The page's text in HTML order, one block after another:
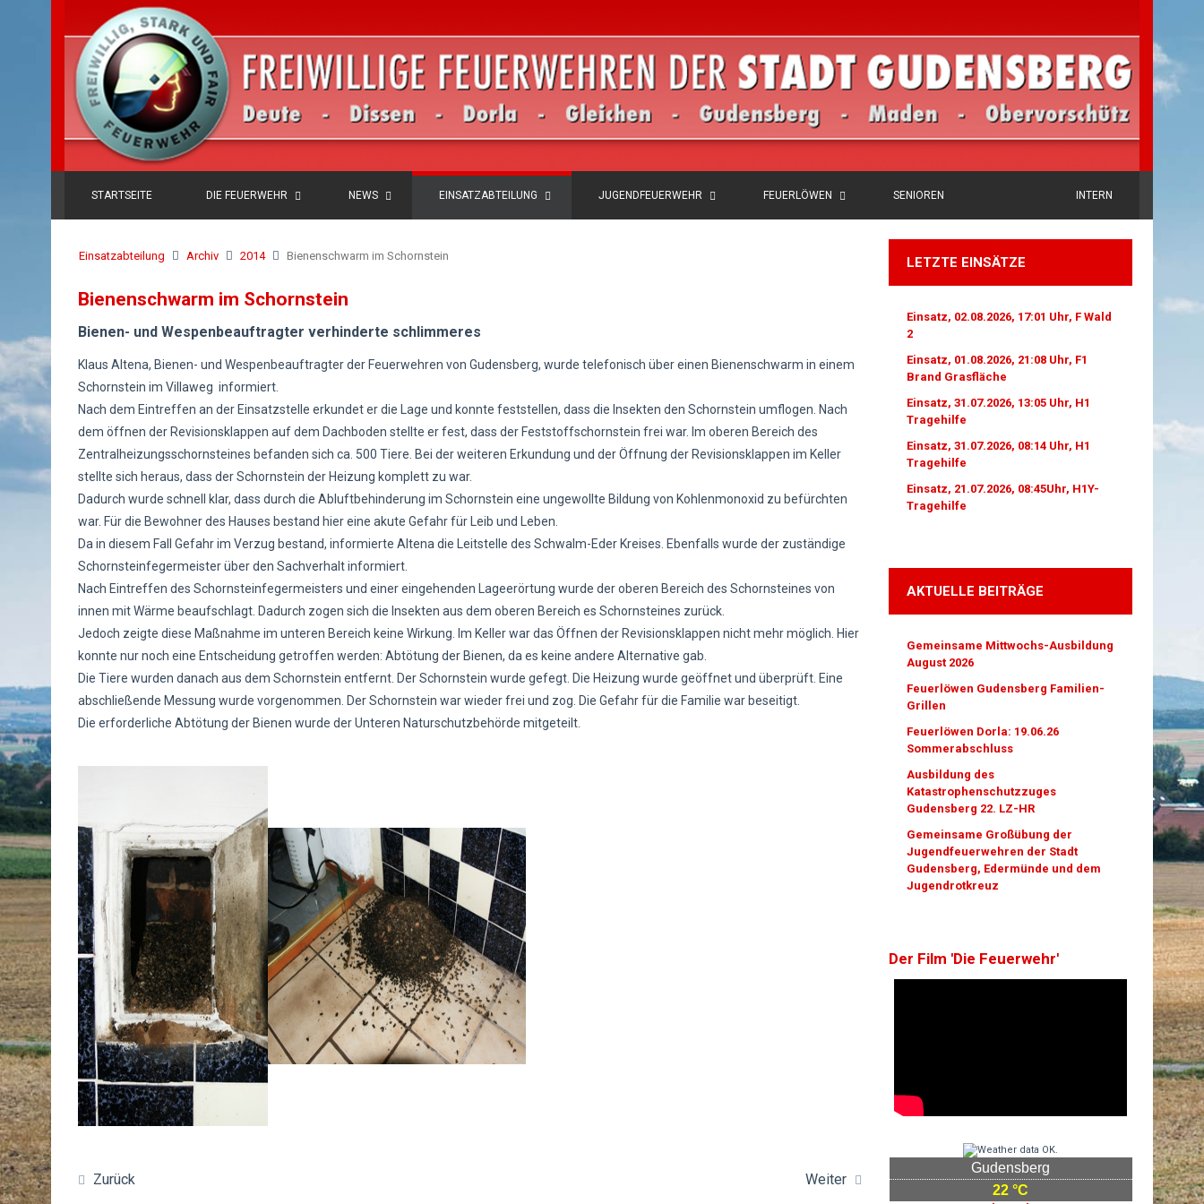
STARTSEITE DIE FEUERWEHR NEWS EINSATZABTEILUNG JUGENDFEUERWEHR FEUERLÖWEN SENIOREN INTERN
Einsatzabteilung Archiv 2014 Bienenschwarm im Schornstein
Bienenschwarm im Schornstein
Bienen- und Wespenbeauftragter verhinderte schlimmeres
Klaus Altena, Bienen- und Wespenbeauftragter der Feuerwehren von Gudensberg, wurde telefonisch über einen Bienenschwarm in einem
Schornstein im Villaweg informiert.
Nach dem Eintreffen an der Einsatzstelle erkundet er die Lage und konnte feststellen, dass die Insekten den Schornstein umflogen. Nach
dem öffnen der Revisionsklappen auf dem Dachboden stellte er fest, dass der Feststoffschornstein frei war. Im oberen Bereich des
Zentralheizungsschornsteines befanden sich ca. 500 Tiere. Bei der weiteren Erkundung und der Öffnung der Revisionsklappen im Keller
stellte sich heraus, dass der Schornstein der Heizung komplett zu war.
Dadurch wurde schnell klar, dass durch die Abluftbehinderung im Schornstein eine ungewollte Bildung von Kohlenmonoxid zu befürchten
war. Für die Bewohner des Hauses bestand hier eine akute Gefahr für Leib und Leben.
Da in diesem Fall Gefahr im Verzug bestand, informierte Altena die Leitstelle des Schwalm-Eder Kreises. Ebenfalls wurde der zuständige
Schornsteinfegermeister über den Sachverhalt informiert.
Nach Eintreffen des Schornsteinfegermeisters und einer eingehenden Lageerörtung wurde der oberen Bereich des Schornsteines von
innen mit Wärme beaufschlagt. Dadurch zogen sich die Insekten aus dem oberen Bereich es Schornsteines zurück.
Jedoch zeigte diese Maßnahme im unteren Bereich keine Wirkung. Im Keller war das Öffnen der Revisionsklappen nicht mehr möglich. Hier
konnte nur noch eine Entscheidung getroffen werden: Abtötung der Bienen, da es keine andere Alternative gab.
Die Tiere wurden danach aus dem Schornstein entfernt. Der Schornstein wurde gefegt. Die Heizung wurde geöffnet und überprüft. Eine
abschließende Messung wurde vorgenommen. Der Schornstein war wieder frei und zog. Die Gefahr für die Familie war beseitigt.
Die erforderliche Abtötung der Bienen wurde der Unteren Naturschutzbehörde mitgeteilt.
Zurück Weiter
LETZTE EINSÄTZE
Einsatz, 02.08.2026, 17:01 Uhr, F Wald
2
Einsatz, 01.08.2026, 21:08 Uhr, F1
Brand Grasfläche
Einsatz, 31.07.2026, 13:05 Uhr, H1
Tragehilfe
Einsatz, 31.07.2026, 08:14 Uhr, H1
Tragehilfe
Einsatz, 21.07.2026, 08:45Uhr, H1Y-
Tragehilfe
AKTUELLE BEITRÄGE
Gemeinsame Mittwochs-Ausbildung
August 2026
Feuerlöwen Gudensberg Familien-
Grillen
Feuerlöwen Dorla: 19.06.26
Sommerabschluss
Ausbildung des
Katastrophenschutzzuges
Gudensberg 22. LZ-HR
Gemeinsame Großübung der
Jugendfeuerwehren der Stadt
Gudensberg, Edermünde und dem
Jugendrotkreuz
Der Film 'Die Feuerwehr'
Gudensberg
22 °C